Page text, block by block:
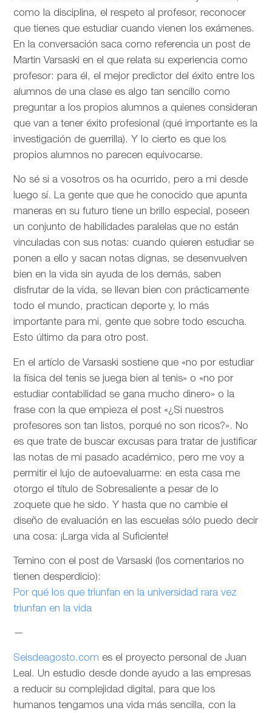
como la disciplina, el respeto al profesor, reconocer
que tienes que estudiar cuando vienen los exámenes.
En la conversación saca como referencia un post de
Martin Varsaski en el que relata su experiencia como
profesor: para él, el mejor predictor del éxito entre los
alumnos de una clase es algo tan sencillo como
preguntar a los propios alumnos a quienes consideran
que van a tener éxito profesional (qué importante es la
investigación de guerrilla). Y lo cierto es que los
propios alumnos no parecen equivocarse.
No sé si a vosotros os ha ocurrido, pero a mi desde
luego sí. La gente que que he conocido que apunta
maneras en su futuro tiene un brillo especial, poseen
un conjunto de habilidades paralelas que no están
vinculadas con sus notas: cuando quieren estudiar se
ponen a ello y sacan notas dignas, se desenvuelven
bien en la vida sin ayuda de los demás, saben
disfrutar de la vida, se llevan bien con prácticamente
todo el mundo, practican deporte y, lo más
importante para mi, gente que sobre todo escucha.
Esto último da para otro post.
En el artíclo deVarsaski sostiene que «no por estudiar
la física del tenis se juega bien al tenis» o «no por
estudiar contabilidad se gana mucho dinero» o la
frase con la que empieza el post «¿Si nuestros
profesores son tan listos, porqué no son ricos?». No
es que trate de buscar excusas para tratar de justificar
las notas de mi pasado académico, pero me voy a
permitir el lujo de autoevaluarme: en esta casa me
otorgo el título de Sobresaliente a pesar de lo
zoquete que he sido. Y hasta que no cambie el
diseño de evaluación en las escuelas sólo puedo decir
una cosa: ¡Larga vida al Suficiente!
Temino con el post de Varsaski (los comentarios no
tienen desperdicio):
Por qué los que triunfan en la universidad rara vez
triunfan en la vida
—
Seisdeagosto.com es el proyecto personal de Juan
Leal. Un estudio desde donde ayudo a las empresas
a reducir su complejidad digital, para que los
humanos tengamos una vida más sencilla, con la